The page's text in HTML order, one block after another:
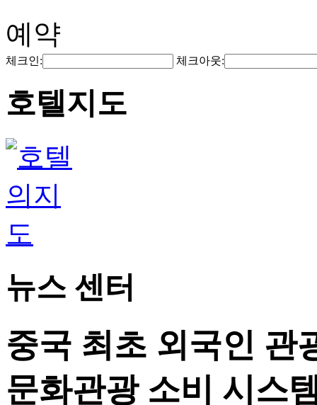
예약
체크인: 체크아웃:
호텔지도
뉴스 센터
중국 최초 외국인 관
문화관광 소비 시스